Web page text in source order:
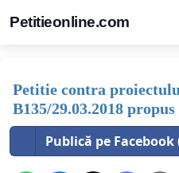
Petitieonline.com
Petitie contra
B135/29.03.2018
Publică pe Facebook